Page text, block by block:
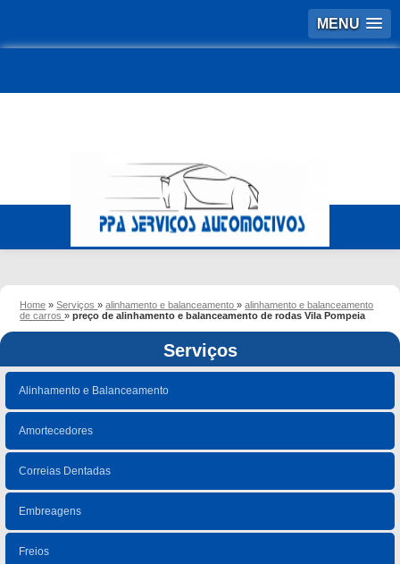
MENU
Home »Serviços»alinhamento e balanceamento»alinhamento e balanceamento
de carros»preço de alinhamento e balanceamento de rodas Vila Pompeia
Serviços
Alinhamento e Balanceamento
Amortecedores
Correias Dentadas
Embreagens
Freios